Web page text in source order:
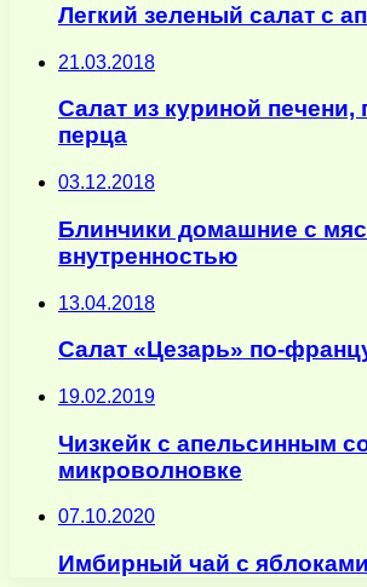
Легкий зеленый салат с
21.03.2018
Салат из куриной
перца
03.12.2018
Блинчики домашние с
внутренностью
13.04.2018
Салат «Цезарь» по-
19.02.2019
Чизкейк с апельсинным
микроволновке
07.10.2020
Имбирный чай с